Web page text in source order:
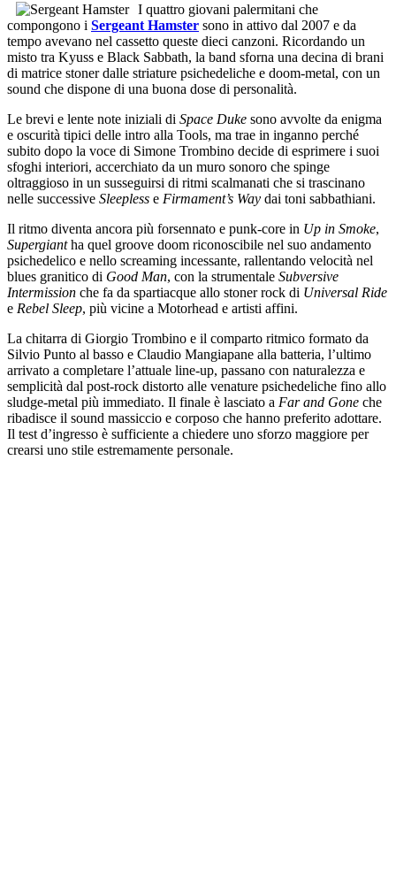
I quattro giovani palermitani che
compongono i Sergeant Hamster sono in attivo dal 2007 e da
tempo avevano nel cassetto queste dieci canzoni. Ricordando un
misto tra Kyuss e Black Sabbath, la band sforna una decina di brani
di matrice stoner dalle striature psichedeliche e doom-metal, con un
sound che dispone di una buona dose di personalità.
Le brevi e lente note iniziali di Space Duke sono avvolte da enigma
e oscurità tipici delle intro alla Tools, ma trae in inganno perché
subito dopo la voce di Simone Trombino decide di esprimere i suoi
sfoghi interiori, accerchiato da un muro sonoro che spinge
oltraggioso in un susseguirsi di ritmi scalmanati che si trascinano
nelle successive Sleepless e Firmament’s Way dai toni sabbathiani.
Il ritmo diventa ancora più forsennato e punk-core in Up in Smoke,
Supergiantha quel groove doom riconoscibile nel suo andamento
psichedelico e nello screaming incessante, rallentando velocità nel
blues granitico di Good Man, con la strumentale Subversive
Intermission che fa da spartiacque allo stoner rock di Universal Ride
e Rebel Sleep, più vicine a Motorhead e artisti affini.
La chitarra di Giorgio Trombino e il comparto ritmico formato da
Silvio Punto al basso e Claudio Mangiapane alla batteria, l’ultimo
arrivato a completare l’attuale line-up, passano con naturalezza e
semplicità dal post-rock distorto alle venature psichedeliche fino allo
sludge-metal più immediato. Il finale è lasciato a Far and Gone che
ribadisce il sound massiccio e corposo che hanno preferito adottare.
Il test d’ingresso è sufficiente a chiedere uno sforzo maggiore per
crearsi uno stile estremamente personale.